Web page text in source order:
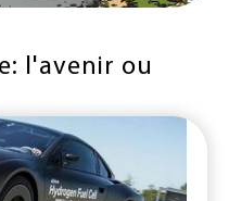
l'avenir ou